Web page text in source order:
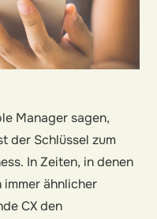
Manager sagen,
der Schlüssel zum
In Zeiten, in denen
ähnlicher
CX den